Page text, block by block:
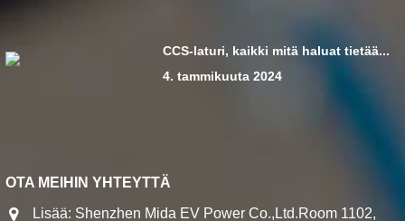
CCS-laturi, kaikki mitä haluat tietää...
4. tammikuuta 2024
OTA MEIHIN YHTEYTTÄ
Lisää: Shenzhen Mida EV Power Co.,Ltd.Room 1102,